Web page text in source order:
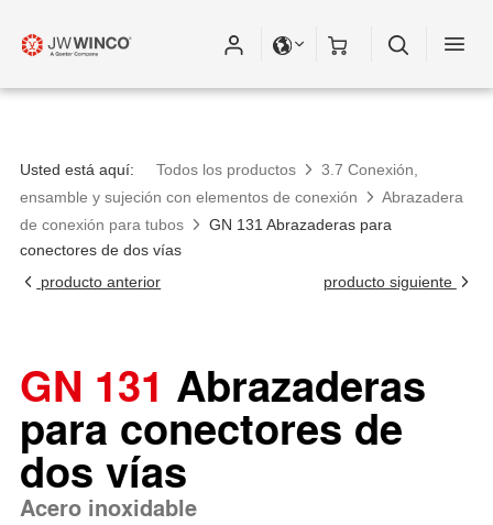
Usted está aquí: Todos los productos
3.7 Conexión,
ensamble y sujeción con elementos de conexión
Abrazadera
de conexión para tubos
GN 131 Abrazaderas para
conectores de dos vías
producto anterior
producto siguiente
GN 131 Abrazaderas
para conectores de
dos vías
Acero inoxidable